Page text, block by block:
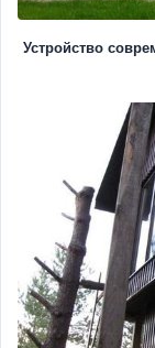
Устройство